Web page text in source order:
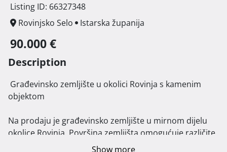
Listing ID: 66327348
Rovinjsko Selo
Istarska županija
90.000 €
Description
objektom
Na prodaju je građevinsko zemljište u mirnom dijelu
okolice Rovinja. Površina zemljišta omogućuje različite
mogućnosti gradnje, a na parceli se nalazi kamena
Show more